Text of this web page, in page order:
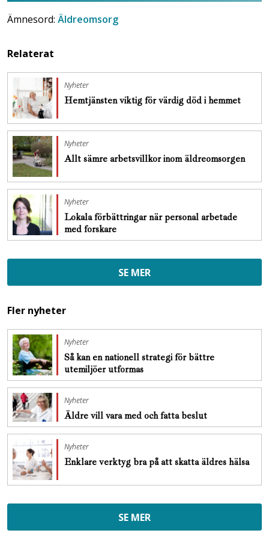
Ämnesord: Äldreomsorg
Relaterat
Nyheter
Hemtjänsten viktig för värdig död i hemmet
Nyheter
Allt sämre arbetsvillkor inom äldreomsorgen
Nyheter
Lokala förbättringar när personal arbetade
med forskare
SE MER
Fler nyheter
Nyheter
Så kan en nationell strategi för bättre
utemiljöer utformas
Nyheter
Äldre vill vara med och fatta beslut
Nyheter
Enklare verktyg bra på att skatta äldres hälsa
SE MER